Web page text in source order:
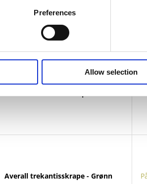
Preferences
Allow selection
trekantisskrape - Solid svart
Averall trekantisskrape - Grønn